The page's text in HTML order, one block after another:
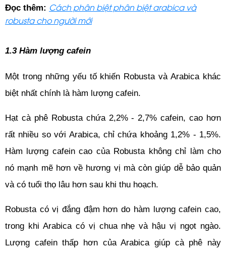
Đọc thêm: Cách phân biệt phân biệt arabica và
robusta cho người mới
1.3 Hàm lượng cafein
Một trong những yếu tố khiến Robusta và Arabica khác
biệt nhất chính là hàm lượng cafein.
Hạt cà phê Robusta chứa 2,2% - 2,7% cafein, cao hơn
rất nhiều so với Arabica, chỉ chứa khoảng 1,2% - 1,5%.
Hàm lượng cafein cao của Robusta không chỉ làm cho
nó mạnh mẽ hơn về hương vị mà còn giúp dễ bảo quản
và có tuổi thọ lâu hơn sau khi thu hoạch.
Robusta có vị đắng đậm hơn do hàm lượng cafein cao,
trong khi Arabica có vị chua nhẹ và hậu vị ngọt ngào.
Lượng cafein thấp hơn của Arabica giúp cà phê này